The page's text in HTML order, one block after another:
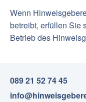
Wenn
betreibt, erfüllen Sie
Betrieb des
089 21 52 74 45